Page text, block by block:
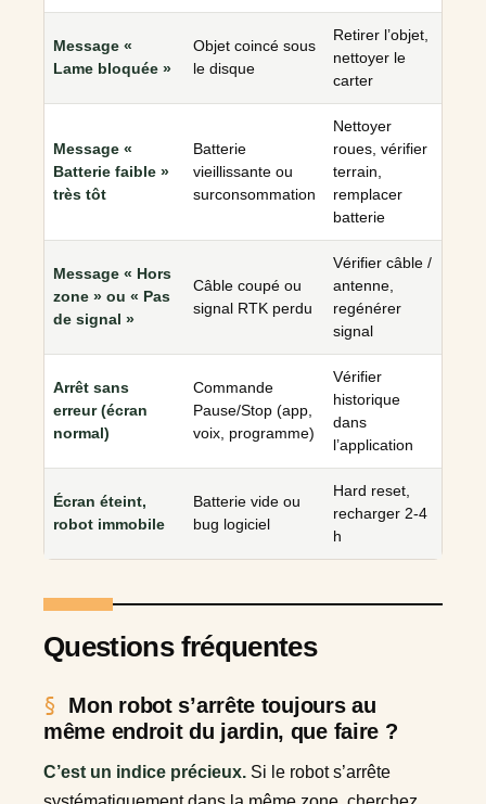
Message «
Lame bloquée »
Objet coincé sous
le disque
Retirer l’objet,
nettoyer le
carter
Message «
Batterie faible »
très tôt
Batterie
vieillissante ou
surconsommation
Nettoyer
roues, vérifier
terrain,
remplacer
batterie
Message « Hors
zone » ou « Pas
de signal »
Câble coupé ou
signal RTK perdu
Vérifier câble /
antenne,
regénérer
signal
Arrêt sans
erreur (écran
normal)
Commande
Pause/Stop (app,
voix, programme)
Vérifier
historique
dans
l’application
Écran éteint,
robot immobile
Batterie vide ou
bug logiciel
Hard reset,
recharger 2-4
h
Questions fréquentes
Mon robot s’arrête toujours au
même endroit du jardin, que faire ?
C’est un indice précieux. Si le robot s’arrête